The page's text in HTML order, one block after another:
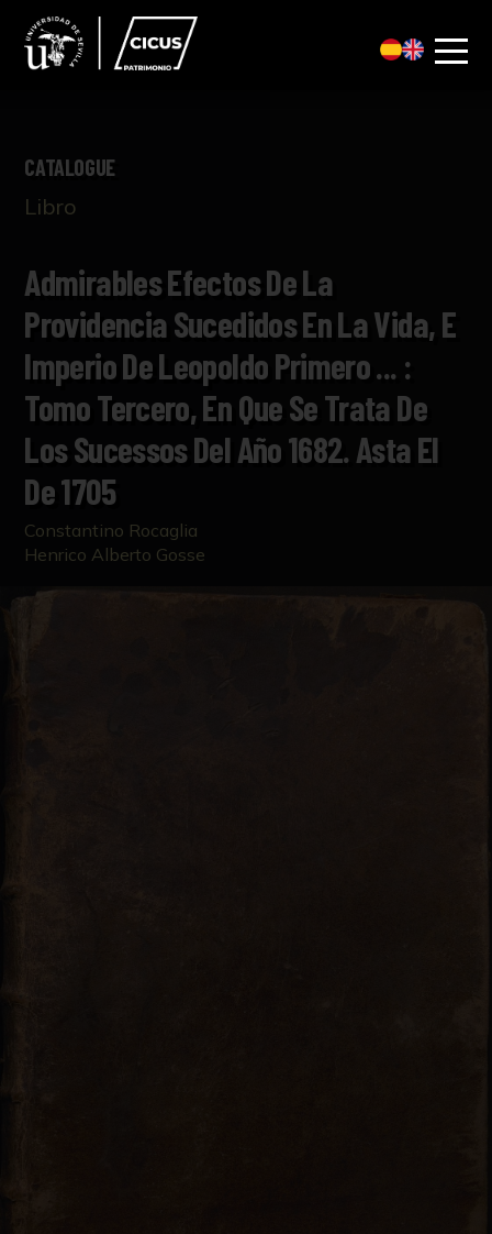
CATALOGUE
Libro
Admirables Efectos De La
Providencia Sucedidos En La Vida, E
Imperio De Leopoldo Primero ... :
Tomo Tercero, En Que Se Trata De
Los Sucessos Del Año 1682. Asta El
De 1705
Constantino Rocaglia
Henrico Alberto Gosse